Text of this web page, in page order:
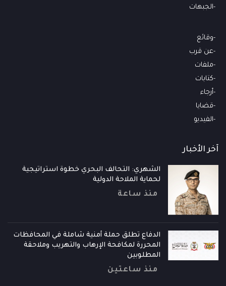
الجبهات
وقائع
عن قرب
ملفات
كتابات
أرجاء
قضايا
الفيديو
آخر الأخبار
الشهري: التحالف البحري خطوة استراتيجية
لحماية الملاحة الدولية
منذ ساعة
الدفاع تطلق حملة أمنية شاملة في المحافظات
المحررة لمكافحة الإرهاب والتهريب وملاحقة
المطلوبين
منذ ساعتين